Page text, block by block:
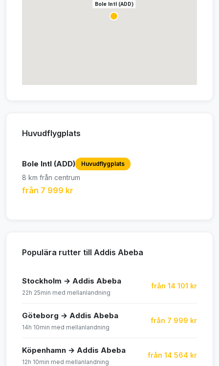
Bole Intl (ADD)
Huvudflygplats
Bole Intl (ADD) Huvudflygplats
8 km från centrum
från 7 999 kr
Populära rutter till Addis Abeba
Stockholm → Addis Abeba
22h 25min med mellanlandning
från 14 101 kr
Göteborg → Addis Abeba
14h 10min med mellanlandning
från 7 999 kr
Köpenhamn → Addis Abeba
12h 10min med mellanlandning
från 14 564 kr